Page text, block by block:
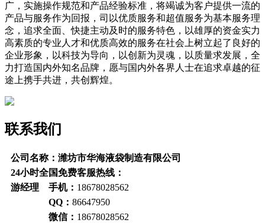
广，实施操作规范和产品经验标准，将竭诚为客户提供一流的
产品与服务作为回报，司以优质服务和超值服务为基本服务理
念，追求全面、快捷主动及时的服务特色，以雄厚的资金实力
高素质的专业人才和优质高效的服务在社会上树立起了良好的
企业形象，以科技为导向，以创新为灵魂，以质量求发展，全
力打造国内外知名品牌，愿与国内外各界人士在追求卓越的征
途上携手共进，共创辉煌。
联系我们
公司名称：潍坊市华海液袋制造有限公司
24小时全国免费客服热线：
游经理 手机： 18678028562
QQ： 86647950
微信： 18678028562